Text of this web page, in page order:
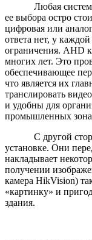
Любая система
ее выбора остро
цифровая или
ответа нет, у
ограничения. AHD
многих лет. Это
обеспечивающее
что является их
транслировать
и удобны для
промышленных
С другой
установке. Они
накладывает
получении
камера HikVision)
«картинку» и
здания.